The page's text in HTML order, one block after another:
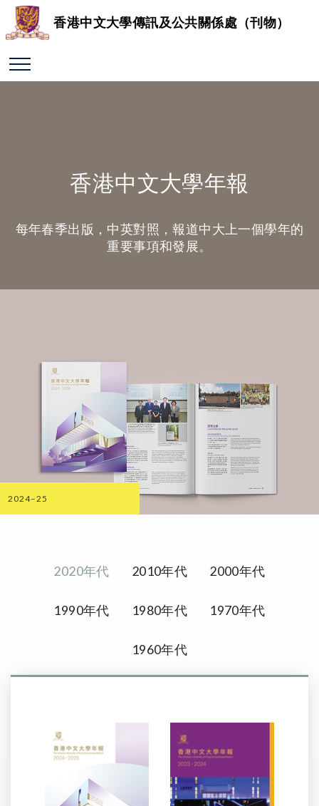
香港中文大學傳訊及公共關係處（刊物）
香港中文大學年報
每年春季出版，中英對照，報道中大上一個學年的
重要事項和發展。
2024–25
2020年代 2010年代 2000年代
1990年代 1980年代 1970年代
1960年代